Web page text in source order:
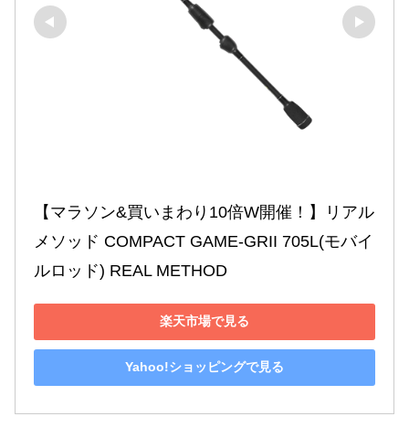
【マラソン&買いまわり10倍W開催！】リアル
メソッド COMPACT GAME-GRII 705L(モバイ
ルロッド) REAL METHOD
楽天市場で見る
Yahoo!ショッピングで見る